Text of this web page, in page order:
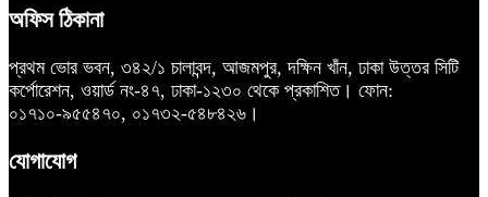
অফিস ঠিকানা
প্রথম ভোর ভবন, ৩৪২/১ চালাবন্দ, আজমপুর, দক্ষিন খাঁন, ঢাকা উত্তর সিটি
কর্পোরেশন, ওয়ার্ড নং-৪৭, ঢাকা-১২৩০ থেকে প্রকাশিত। ফোন:
০১৭১০-৯৫৫৪৭০, ০১৭৩২-৫৪৮৪২৬।
যোগাযোগ